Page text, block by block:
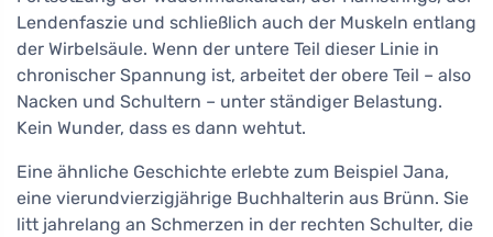
Lendenfaszie und schließlich auch der Muskeln entlang
der Wirbelsäule. Wenn der untere Teil dieser Linie in
chronischer Spannung ist, arbeitet der obere Teil – also
Nacken und Schultern – unter ständiger Belastung.
Kein Wunder, dass es dann wehtut.
Eine ähnliche Geschichte erlebte zum Beispiel Jana,
eine vierundvierzigjährige Buchhalterin aus Brünn. Sie
litt jahrelang an Schmerzen in der rechten Schulter, die